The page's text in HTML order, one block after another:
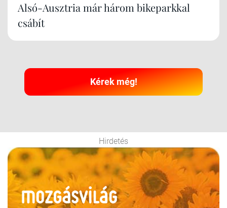
Alsó-Ausztria már három bikeparkkal
csábít
Kérek még!
Hirdetés